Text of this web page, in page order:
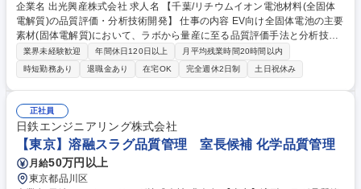
企業名 出光興産株式会社 求人名 【千葉/リチウムイオン電池材料(全固体
電解質)の品質評価・分析技術開発】 仕事の内容 EV向け全固体電池の主要
素材(固体電解質)において、ラボから量産に至る品質評価手法と分析技術
の確立を担います。新素材のため決まった手法がなく、自ら解析・検証を
行い、品質管理の仕組みを構築する仕事です。 【業務詳細】(1)固体電解
質および原料の仕様検討、品質評価(2)分析技術の開発、バリデーション
(妥当性検証)、量産拠点への技術移転(3)品質管理体制の構築、変動要因の
解析、監査対応 【やりがい】世界初の実用化を目指すトヨタとのオンサイ
トチームに参画。まだ世にない評価基準を自らの手で確立する、素材メー
カーの枠を超えたダイナミックな開発を経験できます。 募集職種 【千葉/
リチウムイオン電池材料(全固体電解質)の品質評価・分析技術開発】
業界未経験歓迎 年間休日120日以上
月平均残業時間20時間以内
時短勤務あり
退職金あり 在宅OK 完全週休2日制 土日祝休み
正社員
日鉄エンジニアリング株式会社
【東京】溶融スラグ品質管理 室長候補 化学品質管理
月給50万円以上
東京都品川区